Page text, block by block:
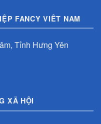
FANCY VIÊT NAM
Tỉnh Hưng Yên
XÃ HỘI